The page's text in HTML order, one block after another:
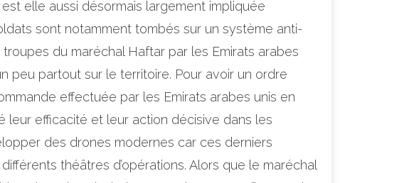
elle aussi désormais largement impliquée
sont notamment tombés sur un système anti-
du maréchal Haftar par les Emirats arabes
peu partout sur le territoire. Pour avoir un ordre
effectuée par les Emirats arabes unis en
leur efficacité et leur action décisive dans les
des drones modernes car ces derniers
théâtres d’opérations. Alors que le maréchal